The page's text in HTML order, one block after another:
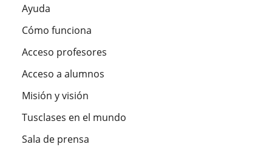
Ayuda
Cómo funciona
Acceso profesores
Acceso a alumnos
Misión y visión
Tusclases en el mundo
Sala de prensa